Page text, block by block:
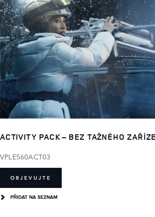
ACTIVITY PACK – BEZ TAŽNÉHO
VPLE560ACT03
OBJEVUJTE
PŘIDAT NA SEZNAM